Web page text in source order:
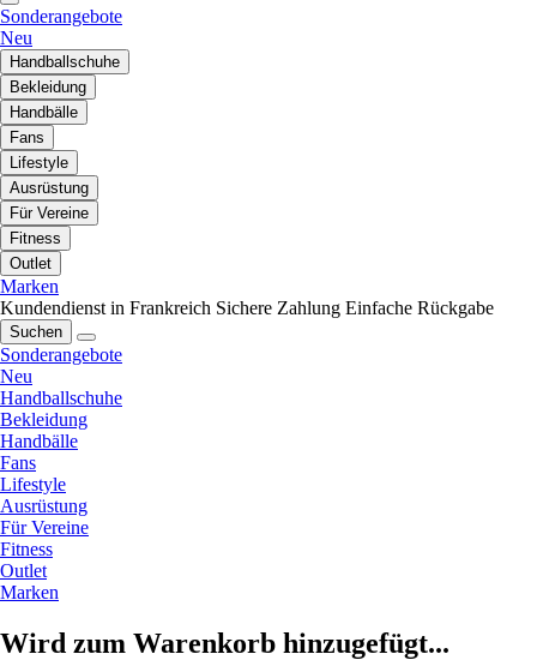
Sonderangebote
Neu
Handballschuhe
Bekleidung
Handbälle
Fans
Lifestyle
Ausrüstung
Für Vereine
Fitness
Outlet
Marken
Kundendienst in Frankreich Sichere Zahlung Einfache Rückgabe
Suchen
Sonderangebote
Neu
Handballschuhe
Bekleidung
Handbälle
Fans
Lifestyle
Ausrüstung
Für Vereine
Fitness
Outlet
Marken
Wird zum Warenkorb hinzugefügt...